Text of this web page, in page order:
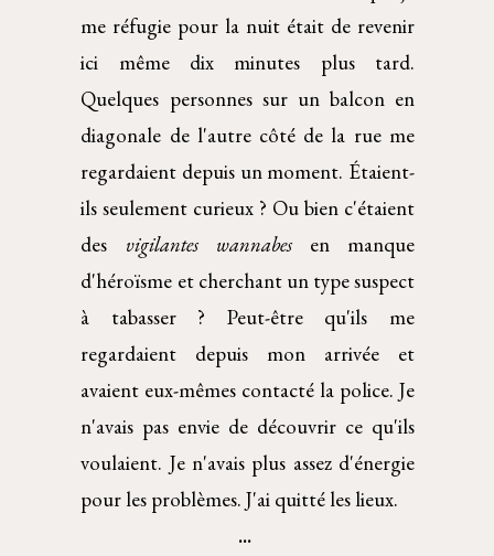
me réfugie pour la nuit était de revenir
ici même dix minutes plus tard.
Quelques personnes sur un balcon en
diagonale de l'autre côté de la rue me
regardaient depuis un moment. Étaient-
ils seulement curieux ? Ou bien c'étaient
des vigilantes wannabes en manque
d'héroïsme et cherchant un type suspect
à tabasser ? Peut-être qu'ils me
regardaient depuis mon arrivée et
avaient eux-mêmes contacté la police. Je
n'avais pas envie de découvrir ce qu'ils
voulaient. Je n'avais plus assez d'énergie
pour les problèmes. J'ai quitté les lieux.
...